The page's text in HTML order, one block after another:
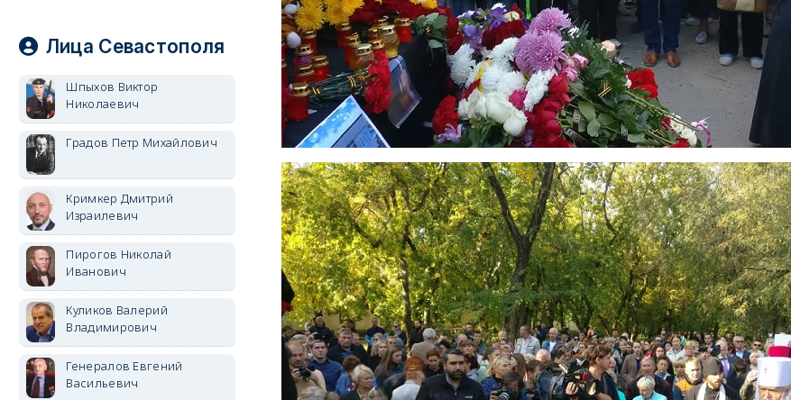
Лица Севастополя
Шпыхов Виктор
Николаевич
Градов Петр Михайлович
Кримкер Дмитрий
Израилевич
Пирогов Николай
Иванович
Куликов Валерий
Владимирович
Генералов Евгений
Васильевич